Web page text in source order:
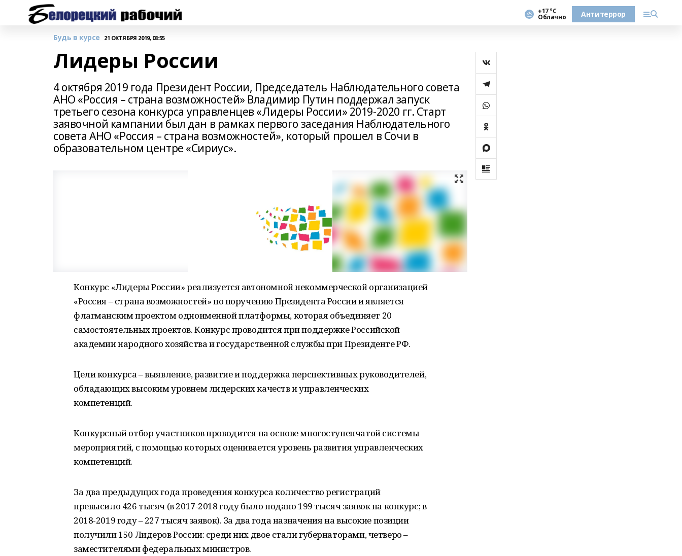
+17 °С
Облачно Антитеррор
Будь в курсе 21 ОКТЯБРЯ 2019, 08:55
Лидеры России
4 октября 2019 года Президент России, Председатель Наблюдательного совета
АНО «Россия – страна возможностей» Владимир Путин поддержал запуск
третьего сезона конкурса управленцев «Лидеры России» 2019-2020 гг. Старт
заявочной кампании был дан в рамках первого заседания Наблюдательного
совета АНО «Россия – страна возможностей», который прошел в Сочи в
образовательном центре «Сириус».
Конкурс «Лидеры России» реализуется автономной некоммерческой организацией
«Россия – страна возможностей» по поручению Президента России и является
флагманским проектом одноименной платформы, которая объединяет 20
самостоятельных проектов. Конкурс проводится при поддержке Российской
академии народного хозяйства и государственной службы при Президенте РФ.
Цели конкурса – выявление, развитие и поддержка перспективных руководителей,
обладающих высоким уровнем лидерских качеств и управленческих
компетенций.
Конкурсный отбор участников проводится на основе многоступенчатой системы
мероприятий, с помощью которых оценивается уровень развития управленческих
компетенций.
За два предыдущих года проведения конкурса количество регистраций
превысило 426 тысяч (в 2017-2018 году было подано 199 тысяч заявок на конкурс; в
2018-2019 году – 227 тысяч заявок). За два года назначения на высокие позиции
получили 150 Лидеров России: среди них двое стали губернаторами, четверо –
заместителями федеральных министров.